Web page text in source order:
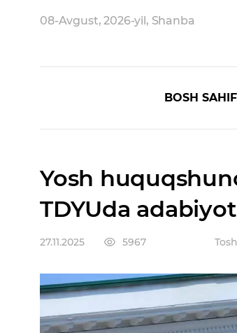
08-Avgust, 2026-yil, Shanba
BOSH
Yosh
TDYUda
27.11.2025 5967